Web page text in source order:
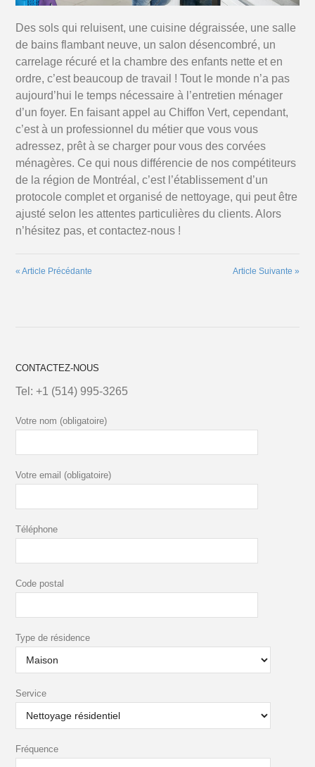
Des sols qui reluisent, une cuisine dégraissée, une salle
de bains flambant neuve, un salon désencombré, un
carrelage récuré et la chambre des enfants nette et en
ordre, c’est beaucoup de travail ! Tout le monde n’a pas
aujourd’hui le temps nécessaire à l’entretien ménager
d’un foyer. En faisant appel au Chiffon Vert, cependant,
c’est à un professionnel du métier que vous vous
adressez, prêt à se charger pour vous des corvées
ménagères. Ce qui nous différencie de nos compétiteurs
de la région de Montréal, c’est l’établissement d’un
protocole complet et organisé de nettoyage, qui peut être
ajusté selon les attentes particulières du clients. Alors
n’hésitez pas, et contactez-nous !
« Article Précédante Article Suivante »
CONTACTEZ-NOUS
Tel:+1 (514) 995-3265
Votre nom (obligatoire)
Votre email (obligatoire)
Téléphone
Code postal
Type de résidence
Service
Fréquence